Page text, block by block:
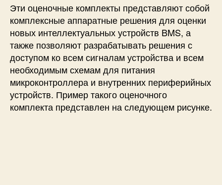
Эти оценочные комплекты представляют собой
комплексные аппаратные решения для оценки
новых интеллектуальных устройств BMS, а
также позволяют разрабатывать решения с
доступом ко всем сигналам устройства и всем
необходимым схемам для питания
микроконтроллера и внутренних периферийных
устройств. Пример такого оценочного
комплекта представлен на следующем рисунке.